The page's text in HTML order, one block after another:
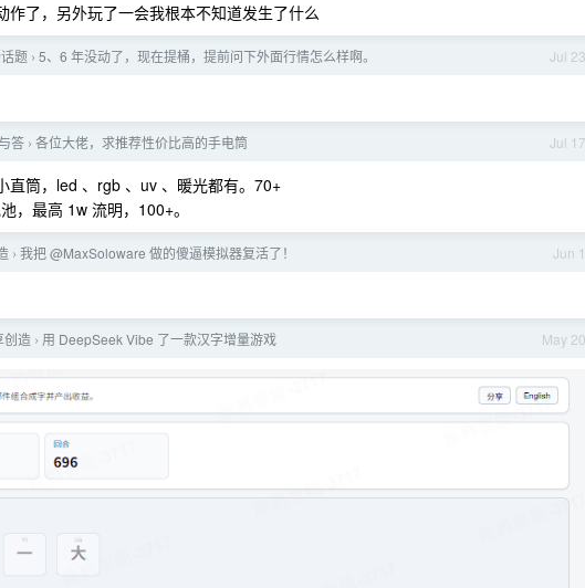
作了，另外玩了一会我根本不知道发生了什么
Jul 23
题 › 5、6 年没动了，现在提桶，提前问下外面行情怎么样啊。
Jul 17
答 › 各位大佬，求推荐性价比高的手电筒
直筒，led 、rgb 、uv 、暖光都有。70+
，最高 1w 流明，100+。
Jun 1
› 我把 @MaxSoloware 做的傻逼模拟器复活了！
May 20
创造 › 用 DeepSeek Vibe 了一款汉字增量游戏